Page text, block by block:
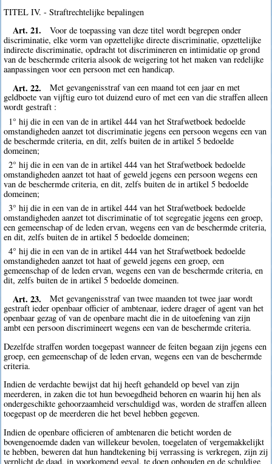
TITEL IV. - Straftrechtelijke bepalingen
Art. 21.
Voor de toepassing van deze titel wordt begrepen onder
discriminatie, elke vorm van opzettelijke directe discriminatie, opzettelijke
indirecte discriminatie, opdracht tot discrimineren en intimidatie op grond
van de beschermde criteria alsook de weigering tot het maken van redelijke
aanpassingen voor een persoon met een handicap.
Art. 22.
Met gevangenisstraf van een maand tot een jaar en met
geldboete van vijftig euro tot duizend euro of met een van die straffen alleen
wordt gestraft :
1° hij die in een van de in artikel 444 van het Strafwetboek bedoelde
omstandigheden aanzet tot discriminatie jegens een persoon wegens een van
de beschermde criteria, en dit, zelfs buiten de in artikel 5 bedoelde
domeinen;
2° hij die in een van de in artikel 444 van het Strafwetboek bedoelde
omstandigheden aanzet tot haat of geweld jegens een persoon wegens een
van de beschermde criteria, en dit, zelfs buiten de in artikel 5 bedoelde
domeinen;
3° hij die in een van de in artikel 444 van het Strafwetboek bedoelde
omstandigheden aanzet tot discriminatie of tot segregatie jegens een groep,
een gemeenschap of de leden ervan, wegens een van de beschermde criteria,
en dit, zelfs buiten de in artikel 5 bedoelde domeinen;
4° hij die in een van de in artikel 444 van het Strafwetboek bedoelde
omstandigheden aanzet tot haat of geweld jegens een groep, een
gemeenschap of de leden ervan, wegens een van de beschermde criteria, en
dit, zelfs buiten de in artikel 5 bedoelde domeinen.
Art. 23.
Met gevangenisstraf van twee maanden tot twee jaar wordt
gestraft ieder openbaar officier of ambtenaar, iedere drager of agent van het
openbaar gezag of van de openbare macht die in de uitoefening van zijn
ambt een persoon discrimineert wegens een van de beschermde criteria.
Dezelfde straffen worden toegepast wanneer de feiten begaan zijn jegens een
groep, een gemeenschap of de leden ervan, wegens een van de beschermde
criteria.
Indien de verdachte bewijst dat hij heeft gehandeld op bevel van zijn
meerderen, in zaken die tot hun bevoegdheid behoren en waarin hij hen als
ondergeschikte gehoorzaamheid verschuldigd was, worden de straffen alleen
toegepast op de meerderen die het bevel hebben gegeven.
Indien de openbare officieren of ambtenaren die beticht worden de
bovengenoemde daden van willekeur bevolen, toegelaten of vergemakkelijkt
te hebben, beweren dat hun handtekening bij verrassing is verkregen, zijn zij
verplicht de daad, in voorkomend geval, te doen ophouden en de schuldige